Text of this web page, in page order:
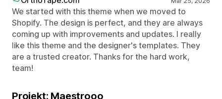
We started with this theme when we moved to
Shopify. The design is perfect, and they are always
coming up with improvements and updates. I really
like this theme and the designer's templates. They
are a trusted creator. Thanks for the hard work,
team!
Projekt: Maestrooo